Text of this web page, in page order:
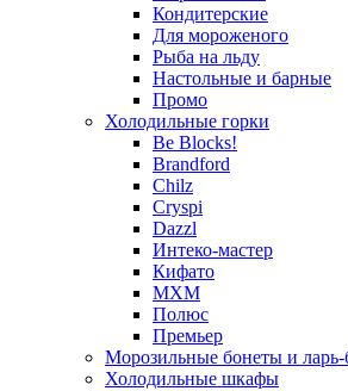
Кондитерские
Для мороженого
Рыба на льду
Настольные и барные
Промо
Холодильные горки
Be Blocks!
Brandford
Chilz
Cryspi
Dazzl
Интеко-мастер
Кифато
МХМ
Полюс
Премьер
Морозильные бонеты и
Холодильные шкафы